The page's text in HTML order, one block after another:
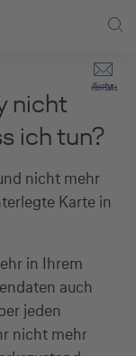
Kontakt
Suche
nicht
ich tun?
nicht mehr
Karte in
in Ihrem
auch
jeden
nicht mehr